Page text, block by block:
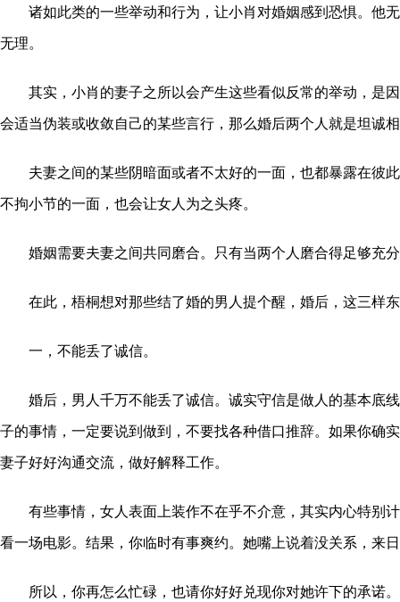
诸如此类的一些举动和行为，让小肖对婚姻感到恐惧。他
无理。
其实，小肖的妻子之所以会产生这些看似反常的举动，是
会适当伪装或收敛自己的某些言行，那么婚后两个人就是坦诚
夫妻之间的某些阴暗面或者不太好的一面，也都暴露在彼
不拘小节的一面，也会让女人为之头疼。
婚姻需要夫妻之间共同磨合。只有当两个人磨合得足够充
在此，梧桐想对那些结了婚的男人提个醒，婚后，这三样
一，不能丢了诚信。
婚后，男人千万不能丢了诚信。诚实守信是做人的基本底
子的事情，一定要说到做到，不要找各种借口推辞。如果你确
妻子好好沟通交流，做好解释工作。
有些事情，女人表面上装作不在乎不介意，其实内心特别
看一场电影。结果，你临时有事爽约。她嘴上说着没关系，来
所以，你再怎么忙碌，也请你好好兑现你对她许下的承诺